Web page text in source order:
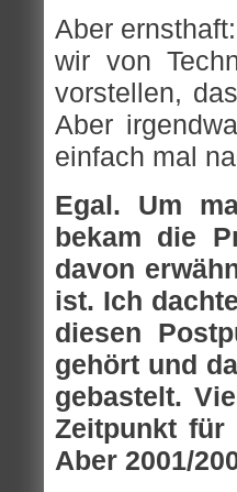
Aber
wir von
vorstellen,
Aber
einfach mal
Egal. Um
bekam die
davon
ist. Ich
diesen
gehört und
gebastelt.
Zeitpunkt
Aber 2001/